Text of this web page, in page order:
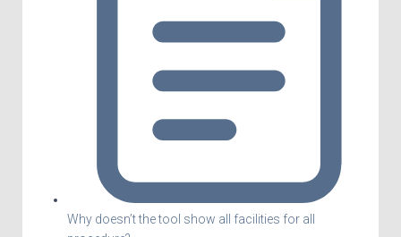
Why doesn’t the tool show all facilities for all